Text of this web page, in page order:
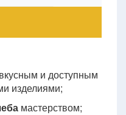
и доступным
изделиями;
мастерством;